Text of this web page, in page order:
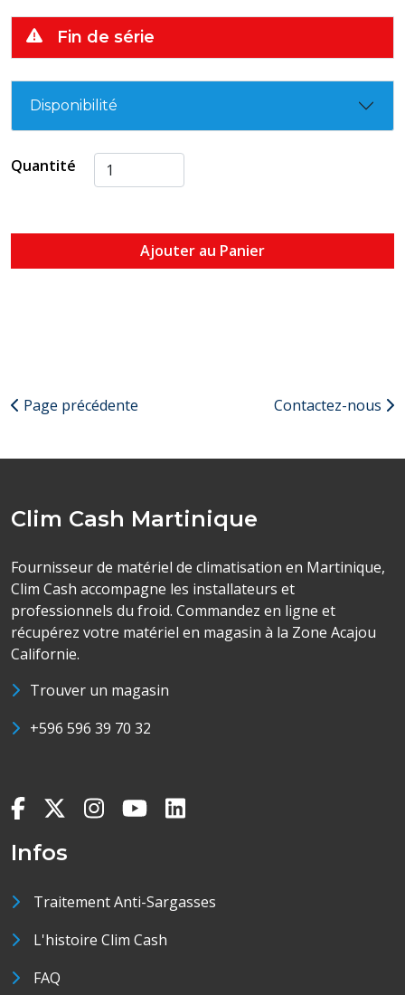
Fin de série
Disponibilité
Quantité
Ajouter au Panier
Page précédente Contactez-nous
Clim Cash Martinique
Fournisseur de matériel de climatisation en Martinique,
Clim Cash accompagne les installateurs et
professionnels du froid. Commandez en ligne et
récupérez votre matériel en magasin à la Zone Acajou
Californie.
Trouver un magasin
+596 596 39 70 32
Infos
Traitement Anti-Sargasses
L'histoire Clim Cash
FAQ